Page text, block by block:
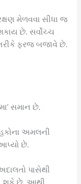
મેળવવા સીધા જ
છે. સર્વોચ્ચ
ફરજ બજાવે છે.
સમાન છે.
અમલની
છે.
પાસેથી
શકે છે. આથી